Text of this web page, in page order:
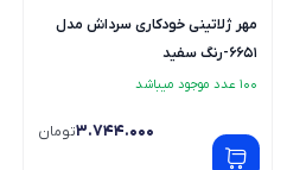
مهر ژلاتینی خودکاری سرداش مدل
6651-رنگ سفید
100 عدد موجود میباشد
3.744.000تومان